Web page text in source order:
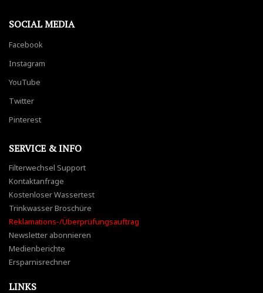
SOCIAL MEDIA
Facebook
Instagram
YouTube
Twitter
Pinterest
SERVICE & INFO
Filterwechsel Support
Kontaktanfrage
Kostenloser Wassertest
Trinkwasser Broschüre
Reklamations-/Überprüfungsauftrag
Newsletter abonnieren
Medienberichte
Ersparnisrechner
LINKS